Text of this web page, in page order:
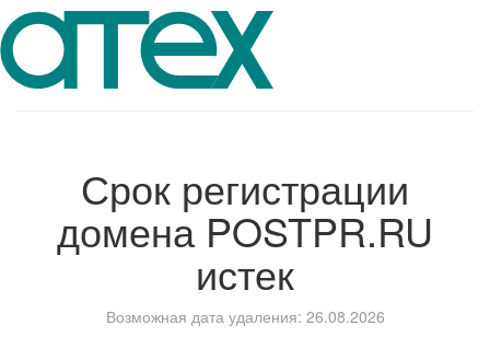
Срок регистрации
домена POSTPR.RU
истек
Возможная дата удаления: 26.08.2026